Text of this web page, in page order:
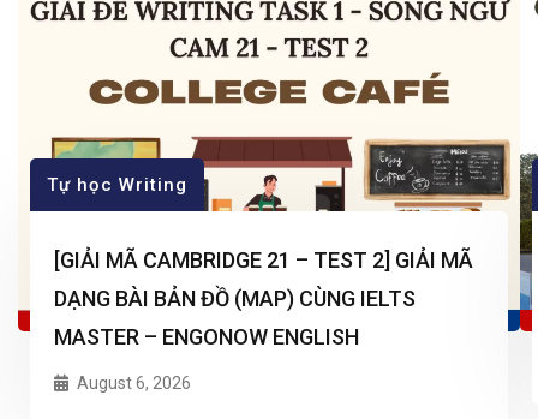
Tự học Writing
[GIẢI MÃ CAMBRIDGE 21 – TEST 2] GIẢI MÃ
DẠNG BÀI BẢN ĐỒ (MAP) CÙNG IELTS
MASTER – ENGONOW ENGLISH
August 6, 2026